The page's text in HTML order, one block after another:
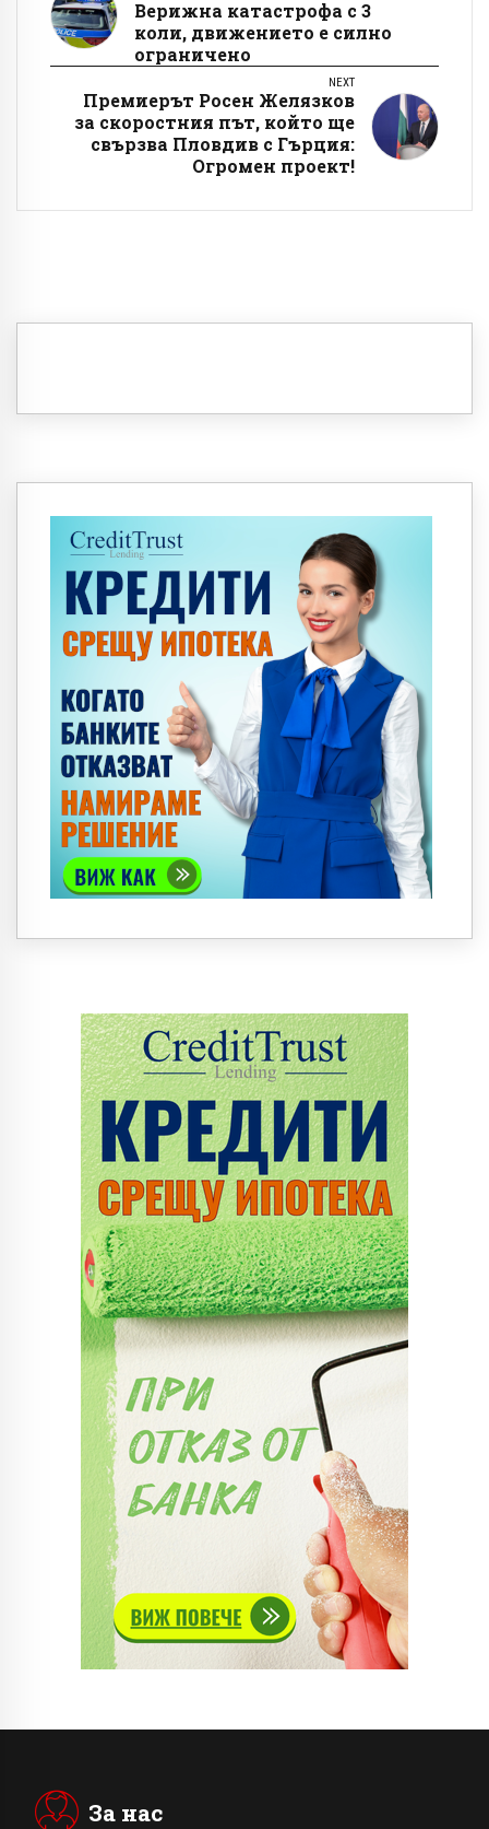
Верижна катастрофа с 3
коли, движението е силно
ограничено
NEXT
Премиерът Росен Желязков
за скоростния път, който ще
свързва Пловдив с Гърция:
Огромен проект!
За нас